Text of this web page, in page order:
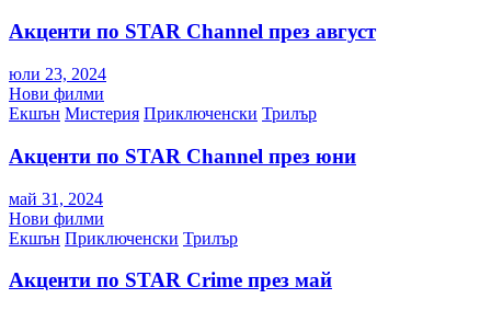
Акценти по STAR Channel през август
юли 23, 2024
Нови филми
Екшън Мистерия Приключенски Трилър
Акценти по STAR Channel през юни
май 31, 2024
Нови филми
Екшън Приключенски Трилър
Акценти по STAR Crime през май